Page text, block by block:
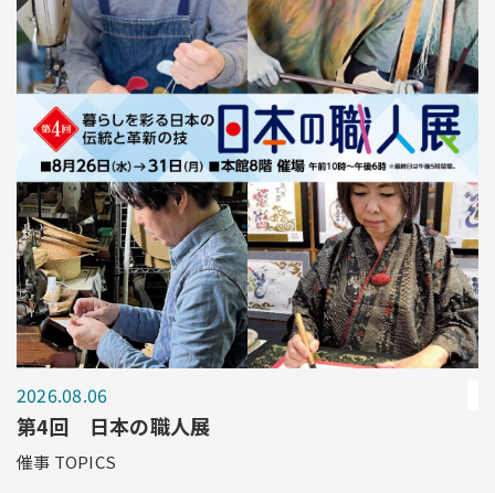
2026.08.06
第4回 日本の職人展
催事 TOPICS